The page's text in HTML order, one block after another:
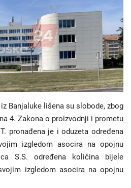
Banjaluke lišena su slobode, zbog
4. Zakona o proizvodnji i prometu
pronađena je i oduzeta određena
izgledom asocira na opojnu
S.S. određena količina bijele
izgledom asocira na opojnu